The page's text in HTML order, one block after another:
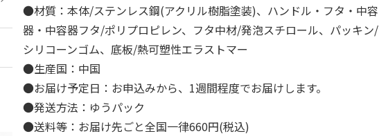
●材質：本体/ステンレス鋼(アクリル樹脂塗装)、ハンドル・フタ・中容
器・中容器フタ/ポリプロピレン、フタ中材/発泡スチロール、パッキン/
シリコーンゴム、底板/熱可塑性エラストマー
●生産国：中国
●お届け予定日：お申込みから、1週間程度でお届けします。
●発送方法：ゆうパック
●送料等：お届け先ごと全国一律660円(税込)